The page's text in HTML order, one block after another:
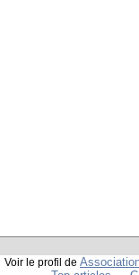
Voir le profil de